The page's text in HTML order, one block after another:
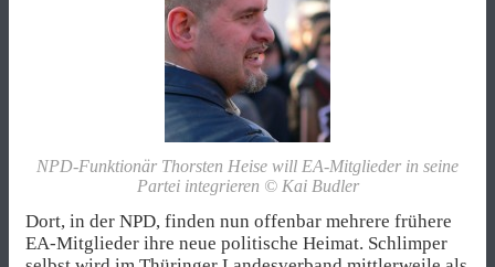
NPD-Funktionär Thorsten Heise will EA-Mitglieder in seine
Partei integrieren © Kai Budler
Dort, in der NPD, finden nun offenbar mehrere frühere
EA-Mitglieder ihre neue politische Heimat. Schlimper